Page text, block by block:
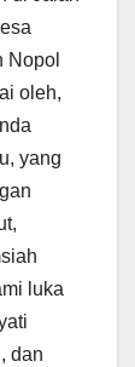
Nopol
oleh,
yang
luka
dan